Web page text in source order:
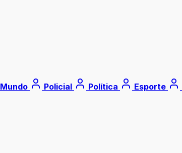
Mundo Policial Política Esporte